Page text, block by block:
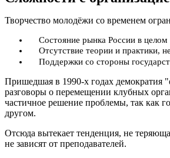
Творчество молодёжи со временем
Состояние рынка России в
Отсутствие теории и практики,
Поддержки со стороны
Пришедшая в 1990-х годах демократия
разговоры о перемещении клубных
частичное решение проблемы, так как
другом.
Отсюда вытекает тенденция, не
не зависят от преподавателей.